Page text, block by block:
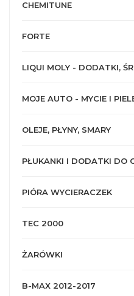
CHEMITUNE
FORTE
LIQUI MOLY - DODATKI,
MOJE AUTO - MYCIE I
OLEJE, PŁYNY, SMARY
PŁUKANKI I DODATKI DO
PIÓRA WYCIERACZEK
TEC 2000
ŻARÓWKI
B-MAX 2012-2017